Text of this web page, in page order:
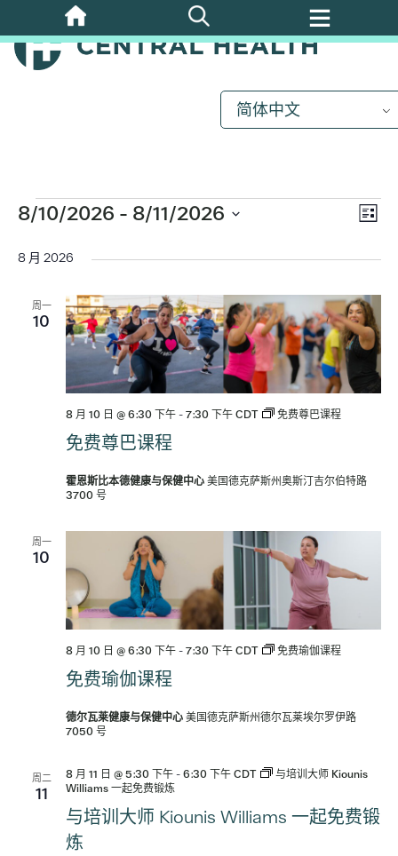
至
主
简体中文
动
视
图
导
航
活
图
导
航
列
8/10/2026 - 8/11/2026
择
8 月 2026
周一
10
免费尊巴课程
8 月 10 日 @ 6:30 下午-7:30 下午 CDT 免费尊巴课程
霍恩斯比本德健康与保健中心美国德克萨斯州奥斯汀吉尔伯特路
3700 号
周一
10
免费瑜伽课程
8 月 10 日 @ 6:30 下午-7:30 下午 CDT 免费瑜伽课程
德尔瓦莱健康与保健中心美国德克萨斯州德尔瓦莱埃尔罗伊路
7050 号
周二
11
与培训大师 Kiounis Williams 一起免费锻
炼
8 月 11 日 @ 5:30 下午-6:30 下午 CDT
与培训大师 Kiounis
Williams 一起免费锻炼